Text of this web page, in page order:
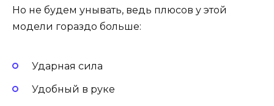
Но не будем унывать, ведь плюсов у этой
модели гораздо больше:
Ударная сила
Удобный в руке